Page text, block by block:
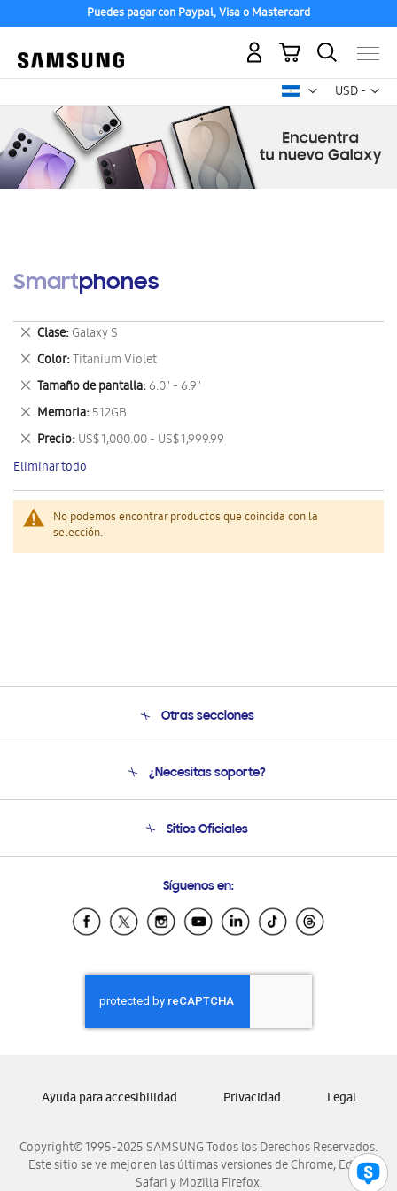
Puedes pagar con Paypal, Visa o Mastercard
USD -
dólar
Mi carrito
Smartphones
No podemos encontrar productos que coincida con la
selección.
Clase Galaxy S
Eliminar
este
artículo
Color Titanium Violet
Eliminar
este
artículo
Tamaño de pantalla 6.0" - 6.9"
Eliminar
este
artículo
Memoria 512GB
Eliminar
este
artículo
Precio US$ 1,000.00 - US$ 1,999.99
Eliminar
este
artículo
Eliminar todo
Otras secciones
Soporte
¿Necesitas soporte?
Soporte vía eMail
Sitios Oficiales
Samsung Ecuador
Samsung El Salvador
Samsung Honduras
Samsung Nicaragua
Samsung Panamá
Samsung Venezuela
Síguenos en:
Copyright© 1995-2025 SAMSUNG Todos los Derechos Reservados.
Este sitio se ve mejor en las últimas versiones de Chrome, Edge,
Safari y Mozilla Firefox.
Ayuda para accesibilidad Privacidad Legal